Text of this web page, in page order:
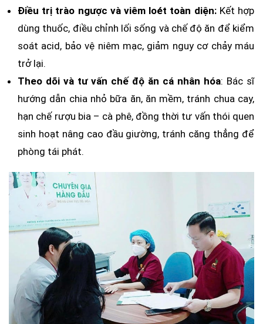
Điều trị trào ngược và viêm loét toàn diện:Kết hợp
dùng thuốc, điều chỉnh lối sống và chế độ ăn để kiểm
soát acid, bảo vệ niêm mạc, giảm nguy cơ chảy máu
trở lại.
Theo dõi và tư vấn chế độ ăn cá nhân hóa: Bác sĩ
hướng dẫn chia nhỏ bữa ăn, ăn mềm, tránh chua cay,
hạn chế rượu bia – cà phê, đồng thời tư vấn thói quen
sinh hoạt nâng cao đầu giường, tránh căng thẳng để
phòng tái phát.